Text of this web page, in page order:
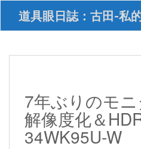
i
道具眼日誌：古田-私
7年ぶりのモ
解像度化＆
34WK95U-W